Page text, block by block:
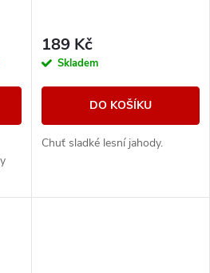
189 Kč
Skladem
DO KOŠÍKU
Chuť sladké lesní jahody.